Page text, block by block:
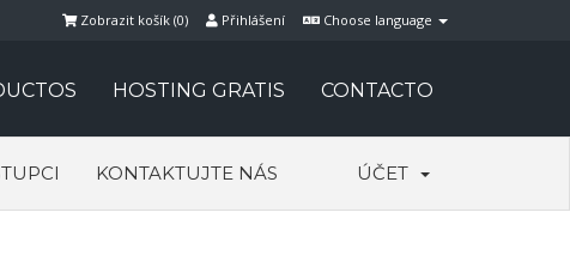
Choose language
Přihlášení
Zobrazit košík (0)
HOSTING GRATIS CONTACTO
KONTAKTUJTE NÁS ÚČET